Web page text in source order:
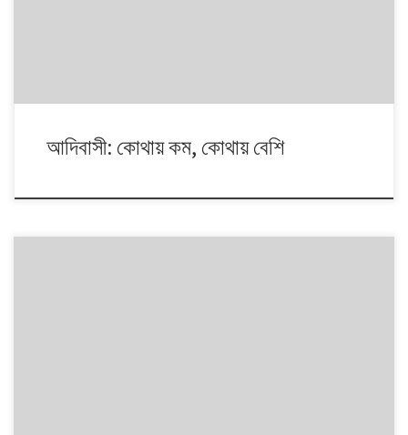
আদিবাসী: কোথায় কম, কোথায় বেশি